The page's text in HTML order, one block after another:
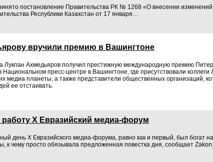
постановление Правительства РК № 1268 «О внесении
Республики Казахстан от 17 января…
вручили премию в Вашингтоне
Лукпан Ахмедьяров получил престижную международную премию
пресс-центре в Вашингтоне, где присутствовали коллеги
медиа планеты, а также представители общественных организаций,
ее отстаивать.
Х Евразийский медиа-форум
день X Евразийского медиа-форума, равно как и первый, был богат
к чему просто обязывала предложенная повестка дня, сообщает